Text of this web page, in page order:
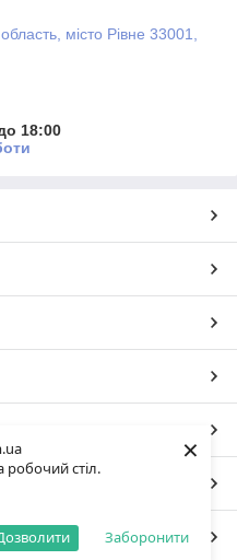
робочий стіл.
Заборонити
×
місто Рівне 33001,
18:00